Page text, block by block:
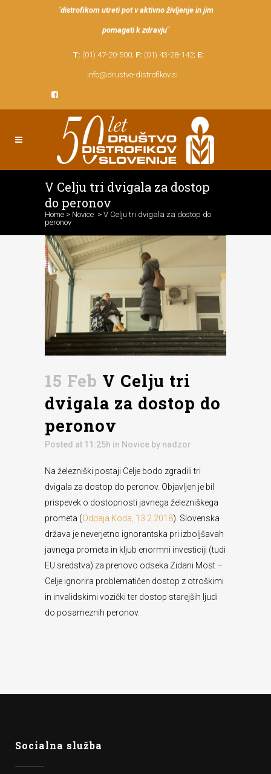
"distrofikom utreti pot v aktivno življenje in jim
pomagati k zdravju"
T: (01) 47-20-500; F: (01) 43-28-142; E:
info@drustvo-distrofikov.si
V Celju tri dvigala za dostop
do peronov
Home > Novice > V Celju tri dvigala za dostop do
peronov
15 Feb V Celju tri
dvigala za dostop do
peronov
Posted at 11:25h in Novice by nadzor
Na železniški postaji Celje bodo zgradili tri
dvigala za dostop do peronov. Objavljen je bil
prispevek o dostopnosti javnega železniškega
prometa (Oddaja Koda, 13.2.2018). Slovenska
država je neverjetno ignorantska pri izboljšavah
javnega prometa in kljub enormni investiciji (tudi
EU sredstva) za prenovo odseka Zidani Most –
Celje ignorira problematičen dostop z otroškimi
in invalidskimi vozički ter dostop starejših ljudi
do posameznih peronov.
Socialna služba